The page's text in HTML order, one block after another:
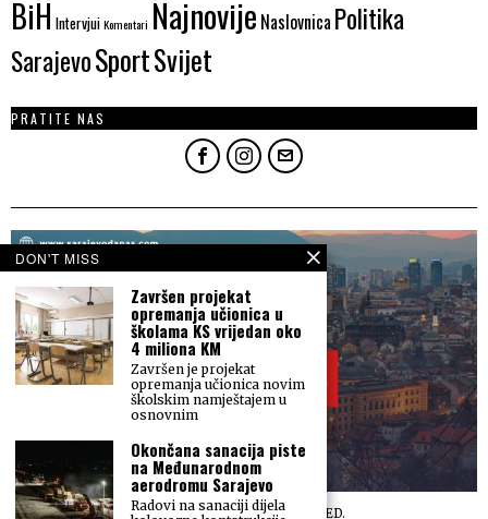
BiH IntervjuiKomentari Najnovije Naslovnica Politika
SarajevoSportSvijet
PRATITE NAS
©2026ALL RIGHTS RESERVED.
DON'T MISS
Završen projekat
opremanja učionica u
školama KS vrijedan oko
4 miliona KM
Završen je projekat
opremanja učionica novim
školskim namještajem u
osnovnim
Okončana sanacija piste
na Međunarodnom
aerodromu Sarajevo
Radovi na sanaciji dijela